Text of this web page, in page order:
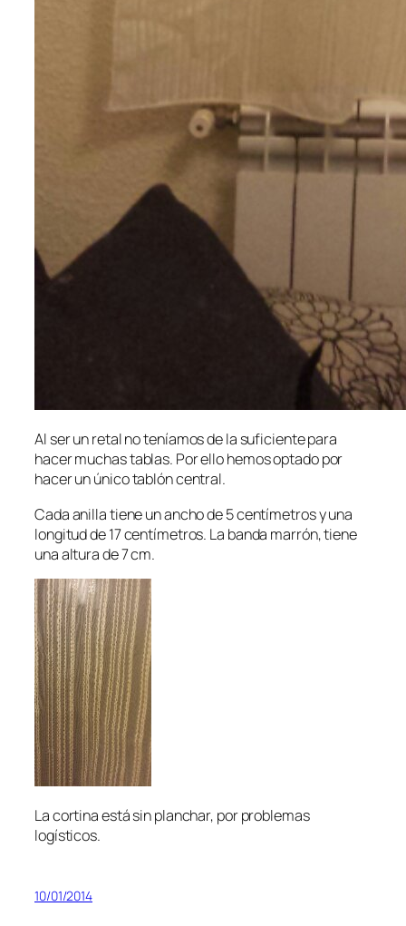
Al ser un retal no teníamos de la suficiente para
hacer muchas tablas. Por ello hemos optado por
hacer un único tablón central.
Cada anilla tiene un ancho de 5 centímetros y una
longitud de 17 centímetros. La banda marrón, tiene
una altura de 7 cm.
La cortina está sin planchar, por problemas
logísticos.
10/01/2014